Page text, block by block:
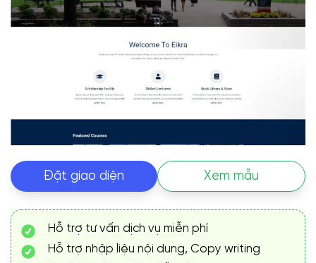
Đặt giao diện Xem mẫu
Hỗ trợ tư vấn dịch vụ miễn phí
Hỗ trợ nhập liệu nội dung, Copy writing